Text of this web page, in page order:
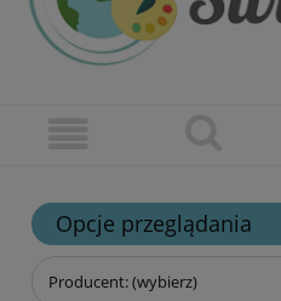
Opcje przeglądania
Producent: (wybierz)